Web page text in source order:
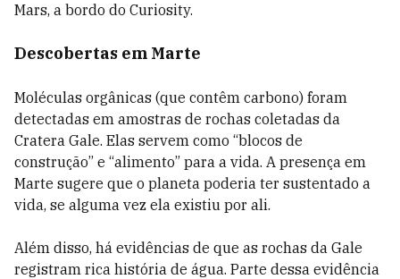
Mars, a bordo do Curiosity.
Descobertas em Marte
Moléculas orgânicas (que contêm carbono) foram
detectadas em amostras de rochas coletadas da
Cratera Gale. Elas servem como “blocos de
construção” e “alimento” para a vida. A presença em
Marte sugere que o planeta poderia ter sustentado a
vida, se alguma vez ela existiu por ali.
Além disso, há evidências de que as rochas da Gale
registram rica história de água. Parte dessa evidência